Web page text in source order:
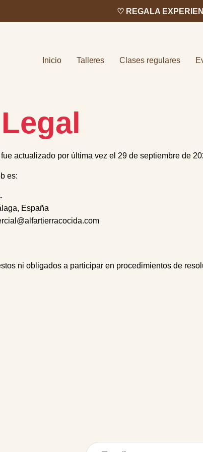
♡ REGALA
Inicio Talleres Clases regulares
actualizado por última vez el 29 de septiembre de
es:
España
ni obligados a participar en procedimientos de
Correo electrónico